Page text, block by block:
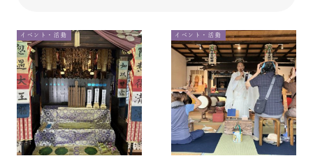
イベント・活動 イベント・活動